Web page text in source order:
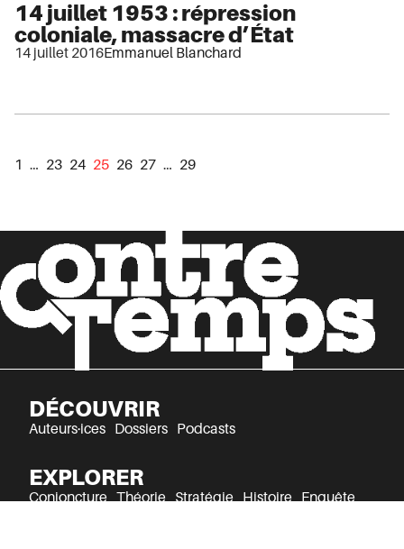
14 juillet 1953 : répression
coloniale, massacre d’État
14 juillet 2016Emmanuel Blanchard
1 … 23 24 25 26 27 … 29
DÉCOUVRIR
Auteurs·ices Dossiers Podcasts
EXPLORER
Conjoncture Théorie Stratégie Histoire Enquête